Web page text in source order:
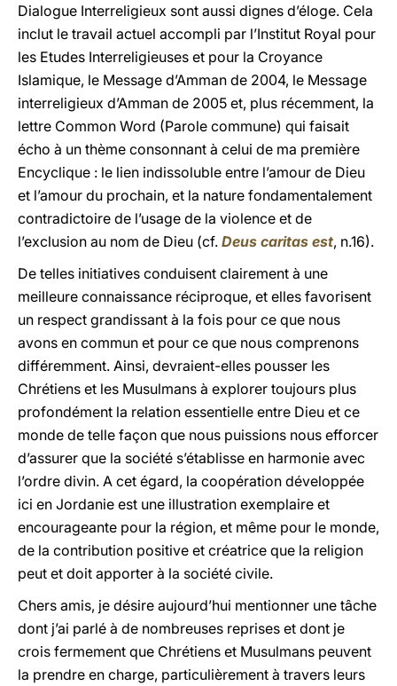
Dialogue Interreligieux sont aussi dignes d’éloge. Cela
inclut le travail actuel accompli par l’Institut Royal pour
les Etudes Interreligieuses et pour la Croyance
Islamique, le Message d’Amman de 2004, le Message
interreligieux d’Amman de 2005 et, plus récemment, la
lettre Common Word (Parole commune) qui faisait
écho à un thème consonnant à celui de ma première
Encyclique : le lien indissoluble entre l’amour de Dieu
et l’amour du prochain, et la nature fondamentalement
contradictoire de l’usage de la violence et de
l’exclusion au nom de Dieu (cf. Deus caritas est, n.16).
De telles initiatives conduisent clairement à une
meilleure connaissance réciproque, et elles favorisent
un respect grandissant à la fois pour ce que nous
avons en commun et pour ce que nous comprenons
différemment. Ainsi, devraient-elles pousser les
Chrétiens et les Musulmans à explorer toujours plus
profondément la relation essentielle entre Dieu et ce
monde de telle façon que nous puissions nous efforcer
d’assurer que la société s’établisse en harmonie avec
l’ordre divin. A cet égard, la coopération développée
ici en Jordanie est une illustration exemplaire et
encourageante pour la région, et même pour le monde,
de la contribution positive et créatrice que la religion
peut et doit apporter à la société civile.
Chers amis, je désire aujourd’hui mentionner une tâche
dont j’ai parlé à de nombreuses reprises et dont je
crois fermement que Chrétiens et Musulmans peuvent
la prendre en charge, particulièrement à travers leurs